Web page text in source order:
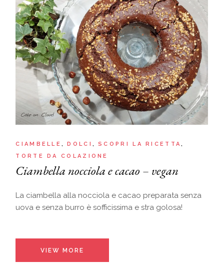
CIAMBELLE DOLCI
SCOPRI LA RICETTA
TORTE DA COLAZIONE
Ciambella nocciola e cacao – vegan
La ciambella alla nocciola e cacao preparata senza
uova e senza burro è sofficissima e stra golosa!
VIEW MORE